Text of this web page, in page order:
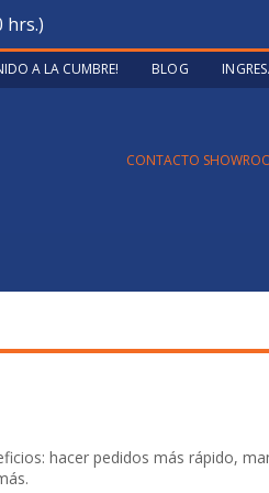
hrs.)
A LA CUMBRE! BLOG
CONTACTO
hacer pedidos más rápido,